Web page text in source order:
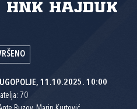
HNK Hajduk
11.10.2025. 10:00
70